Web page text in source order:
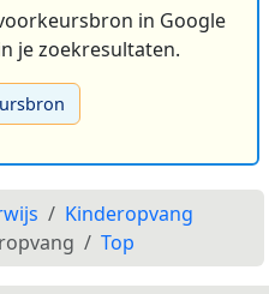
in Google
je zoekresultaten.
Kinderopvang
Top